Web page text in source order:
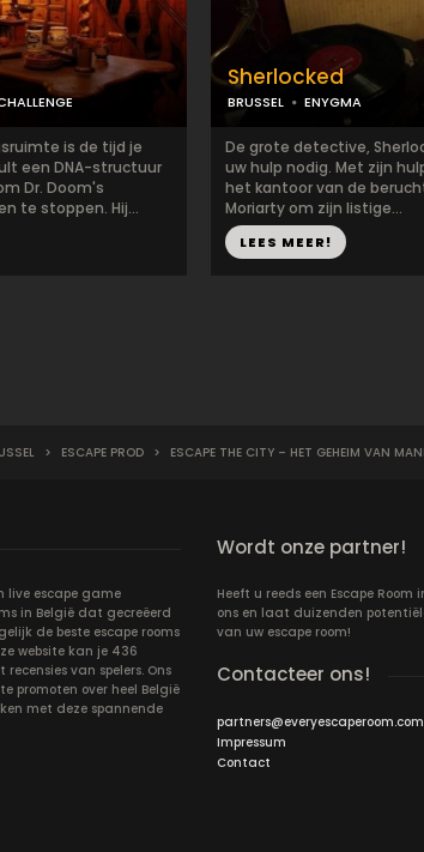
is de tijd je
een DNA-structuur
Dr. Doom's
te stoppen. Hij...
Sherlocked
BRUSSEL ENYGMA
De grote detective,
uw hulp nodig. Met zijn
het kantoor van de
Moriarty om zijn listige...
LEES MEER!
> ESCAPE PROD > ESCAPE THE CITY – HET GEHEIM VAN
live escape game
in België dat gecreëerd
de beste escape rooms
website kan je 436
recensies van spelers. Ons
promoten over heel België
met deze spannende
Wordt onze partner!
Heeft u reeds een Escape Room
ons en laat duizenden
van uw escape room!
Contacteer ons!
partners@everyescaperoom.com
Impressum
Contact